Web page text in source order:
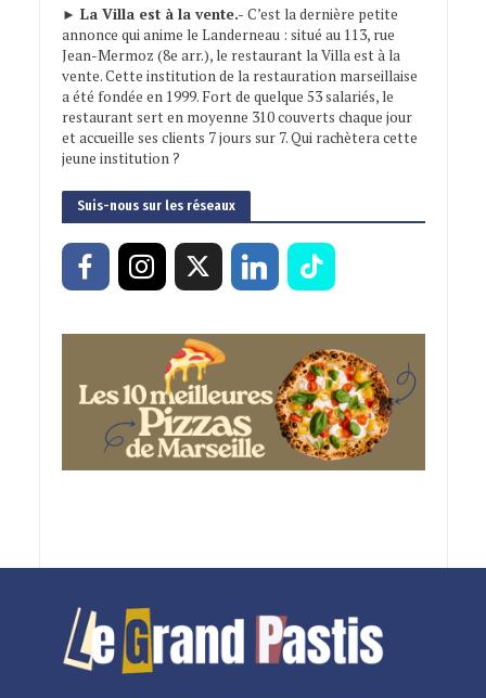
► La Villa est à la vente.- C’est la dernière petite
annonce qui anime le Landerneau : situé au 113, rue
Jean-Mermoz (8e arr.), le restaurant la Villa est à la
vente. Cette institution de la restauration marseillaise
a été fondée en 1999. Fort de quelque 53 salariés, le
restaurant sert en moyenne 310 couverts chaque jour
et accueille ses clients 7 jours sur 7. Qui rachètera cette
jeune institution ?
Suis-nous sur les réseaux